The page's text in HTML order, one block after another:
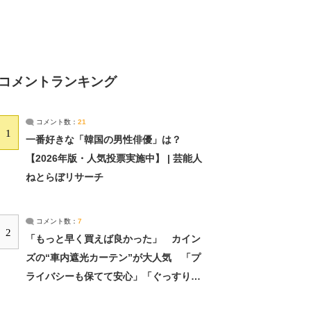
コメントランキング
1
コメント数： 21
一番好きな「韓国の男性俳優」は？
【2026年版・人気投票実施中】 | 芸能人
ねとらぼリサーチ
2
コメント数： 7
「もっと早く買えば良かった」 カイン
ズの“車内遮光カーテン”が大人気 「プ
ライバシーも保てて安心」「ぐっすり眠